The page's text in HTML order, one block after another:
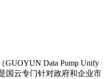
GUOYUN Data Pump Unify
国云专门针对政府和企业市